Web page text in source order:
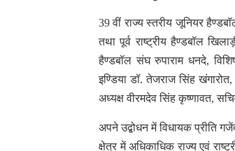
39 वीं राज्य स्तरीय जूनियर
तथा पूर्व राष्ट्रीय हैण्डबॉल
हैण्डबॉल संघ रुपाराम धनदे,
इण्डिया डॉ. तेजराज सिंह
अध्यक्ष वीरमदेव सिंह कृष्णावत,
अपने उद्बोधन में विधायक प्रीति
क्षेत्र में अधिकाधिक राज्य एवं